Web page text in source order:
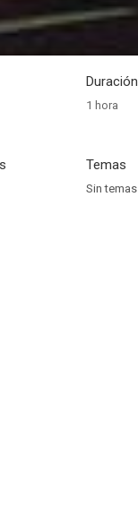
Duración
1 hora
Temas
Sin temas